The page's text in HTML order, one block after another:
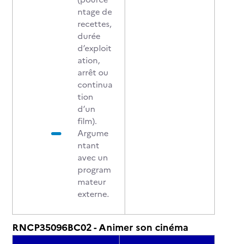
ntage de
recettes,
durée
d’exploit
ation,
arrêt ou
continua
tion
d’un
film).
Argume
ntant
avec un
program
mateur
externe.
RNCP35096BC02 - Animer son cinéma